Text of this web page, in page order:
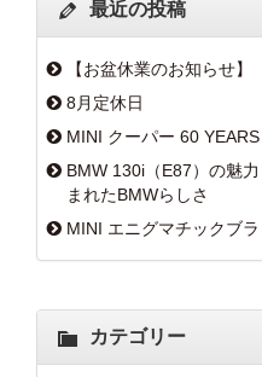
最近の投稿
【お盆休業のお知らせ】
8月定休日
MINI クーパー 60
BMW 130i（E87）の魅
まれたBMWらしさ
MINI エニグマチックブ
カテゴリー